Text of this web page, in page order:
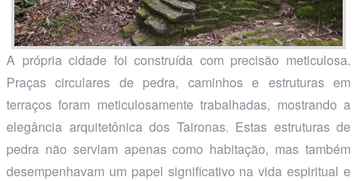
A própria cidade foi construída com precisão meticulosa.
Praças circulares de pedra, caminhos e estruturas em
terraços foram meticulosamente trabalhadas, mostrando a
elegância arquitetônica dos Taironas. Estas estruturas de
pedra não serviam apenas como habitação, mas também
desempenhavam um papel significativo na vida espiritual e